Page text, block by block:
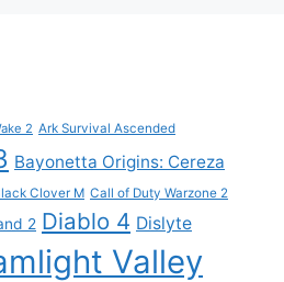
2 Ark Survival Ascended
Bayonetta Origins: Cereza
Clover M Call of Duty Warzone 2
2 Diablo 4 Dislyte
Valley